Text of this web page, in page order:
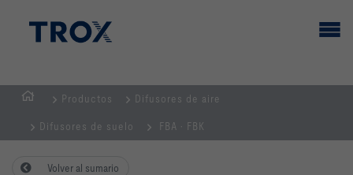
PRINCIPAL
Productos Difusores de aire
Difusores de suelo FBA · FBK
Volver al sumario